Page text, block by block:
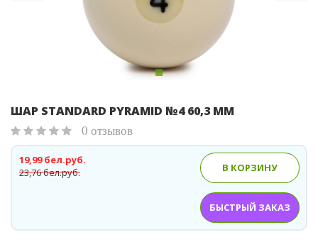
ШАР STANDARD PYRAMID №4 60,3 ММ
0 отзывов
23,76 бел.руб.
19,99 бел.руб.
В КОРЗИНУ
БЫСТРЫЙ ЗАКАЗ